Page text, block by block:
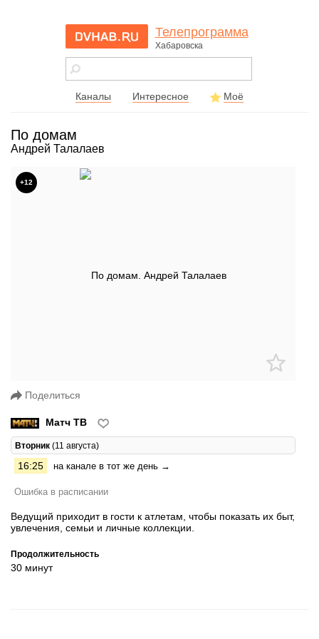
dvhab.ru - сайт
города
Телепрограмма
Хабаровска
Каналы Интересное Моё
По домам
Андрей Талалаев
+12
Поделиться
Матч ТВ
Вторник (11 августа)
16:25 на канале в тот же день →
Ошибка в расписании
Ведущий приходит в гости к атлетам, чтобы показать их быт,
увлечения, семьи и личные коллекции.
Продолжительность
30 минут